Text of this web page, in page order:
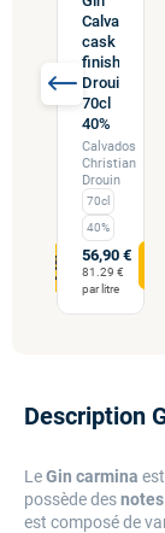
Calvados
cask
finish
Drouin
70cl
40%
Calvados
Christian
Drouin
70cl
40%
56,90 €
81.29 €
par litre
Description
LeGin carmina
possède des
est composé de